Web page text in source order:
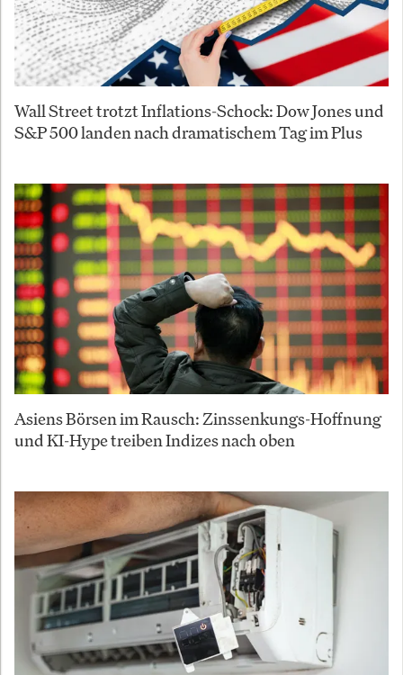
Wall Street trotzt Inflations-Schock: Dow Jones und
S&P 500 landen nach dramatischem Tag im Plus
Asiens Börsen im Rausch: Zinssenkungs-Hoffnung
und KI-Hype treiben Indizes nach oben